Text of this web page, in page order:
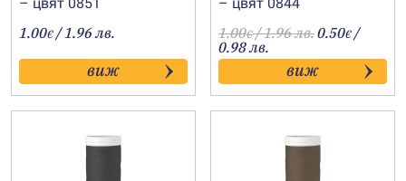
1.00€ / 1.96 лв.
виж
1.00€/ 1.96 лв.0.50€ /
0.98 лв.
виж